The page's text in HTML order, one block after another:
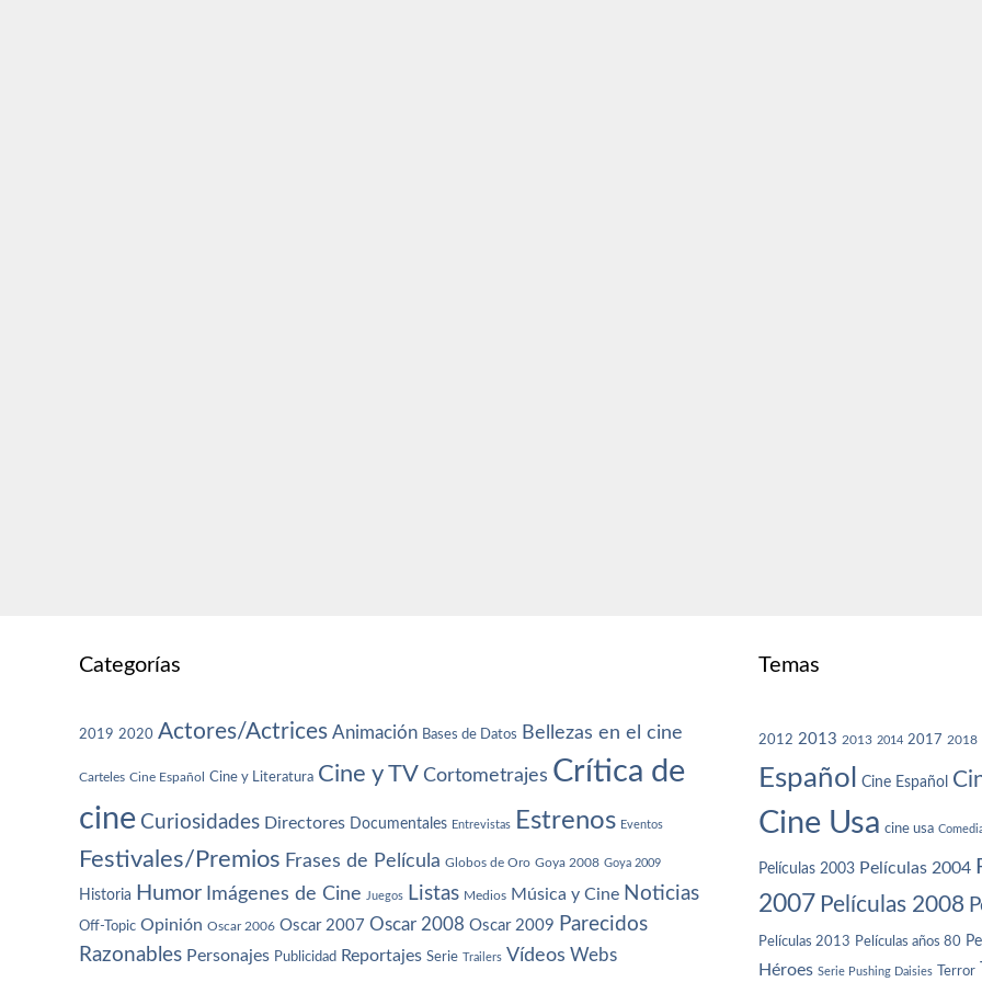
Categorías
2019 2020 Actores/Actrices Animación Bases de Datos Bellezas en el cine
Carteles Cine Español Cine y Literatura Cine y TV Cortometrajes Crítica de
cine Curiosidades Directores Documentales Entrevistas Estrenos Eventos
Festivales/Premios Frases de Película Globos de Oro Goya 2008 Goya 2009
Historia Humor Imágenes de Cine Juegos Listas Medios Música y Cine Noticias
Off-Topic Opinión Oscar 2006 Oscar 2007 Oscar 2008 Oscar 2009 Parecidos
Razonables Personajes Publicidad Reportajes Serie Trailers Vídeos Webs
Temas
2012 2013 2013 2014 2017 2018
Español Cine Español
Cine Usa cine usa
Películas 2003 Películas 2004
2007 Películas 2008
Películas 2013 Películas años 80
Héroes Serie Pushing Daisies Terror